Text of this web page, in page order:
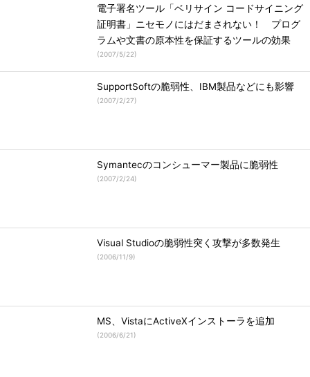
電子署名ツール「ベリサイン コードサイニング
証明書」ニセモノにはだまされない！ プログ
ラムや文書の原本性を保証するツールの効果
(2007/5/22)
SupportSoftの脆弱性、IBM製品などにも影響
(2007/2/27)
Symantecのコンシューマー製品に脆弱性
(2007/2/24)
Visual Studioの脆弱性突く攻撃が多数発生
(2006/11/9)
MS、VistaにActiveXインストーラを追加
(2006/6/21)